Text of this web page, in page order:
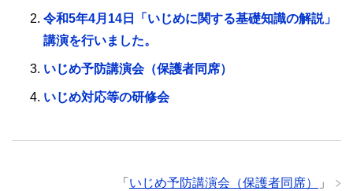
令和5年4月14日「いじめに関する基礎知識の解説」
講演を行いました。
いじめ予防講演会（保護者同席）
いじめ対応等の研修会
「 いじめ予防講演会（保護者同席）
」